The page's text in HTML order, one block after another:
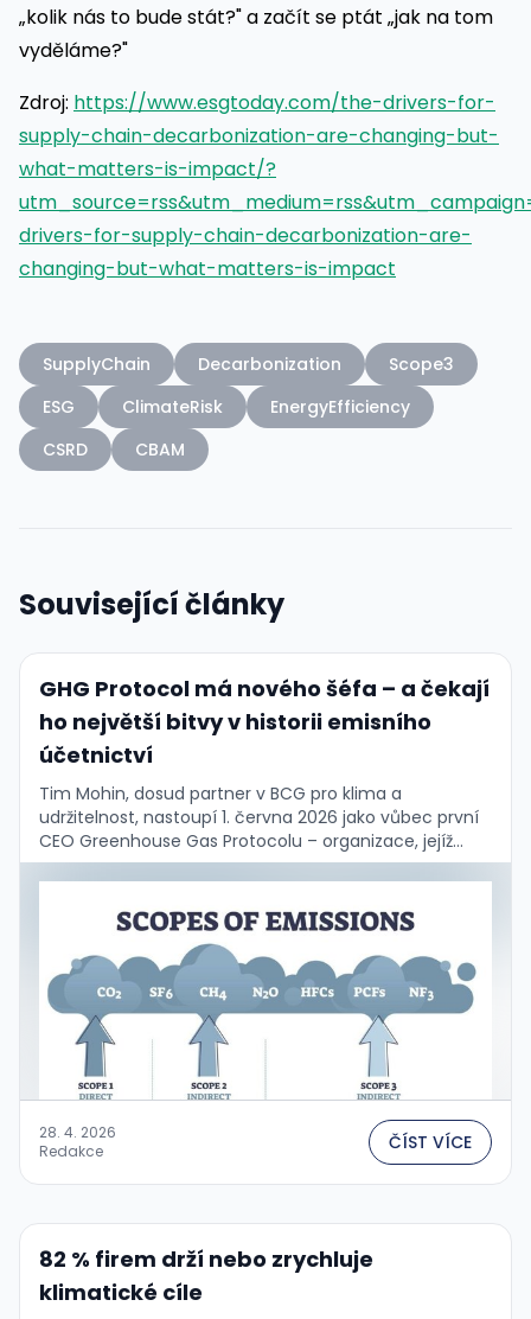
„kolik nás to bude stát?" a začít se ptát „jak na tom
vyděláme?"
Zdroj: https://www.esgtoday.com/the-drivers-for-
supply-chain-decarbonization-are-changing-but-
what-matters-is-impact/?
drivers-for-supply-chain-decarbonization-are-
changing-but-what-matters-is-impact
SupplyChain Decarbonization
Scope3
ESG
ClimateRisk
EnergyEfficiency
CSRD
CBAM
Související články
GHG Protocol má nového šéfa – a čekají
ho největší bitvy v historii emisního
účetnictví
Tim Mohin, dosud partner v BCG pro klima a
udržitelnost, nastoupí 1. června 2026 jako vůbec první
CEO Greenhouse Gas Protocolu – organizace, jejíž
standardy používá 97 % reportujících firem …
28. 4. 2026
Redakce
ČÍST VÍCE
82 % firem drží nebo zrychluje
klimatické cíle